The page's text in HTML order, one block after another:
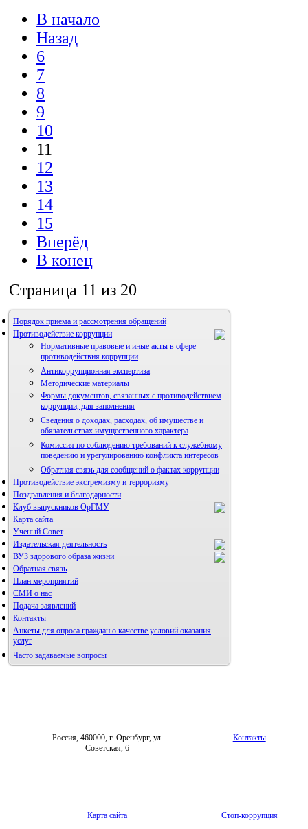
В начало
Назад
6
7
8
9
10
11
12
13
14
15
Вперёд
В конец
Страница 11 из 20
Порядок приема и рассмотрения обращений
Противодействие коррупции
Нормативные правовые и иные акты в сфере
противодействия коррупции
Антикоррупционная экспертиза
Методические материалы
Формы документов, связанных с противодействием
коррупции, для заполнения
Сведения о доходах, расходах, об имуществе и
обязательствах имущественного характера
Комиссия по соблюдению требований к служебному
поведению и урегулированию конфликта интересов
Обратная связь для сообщений о фактах коррупции
Противодействие экстремизму и терроризму
Поздравления и благодарности
Клуб выпускников ОрГМУ
Карта сайта
Ученый Совет
Издательская деятельность
Альманах молодой науки
ВУЗ здорового образа жизни
Фотогалерея
Обратная связь
План мероприятий
СМИ о нас
Подача заявлений
Контакты
Анкеты для опроса граждан о качестве условий оказания
услуг
Часто задаваемые вопросы
Россия, 460000, г. Оренбург, ул.
Советская, 6
Контакты
Карта сайта Стоп-коррупция